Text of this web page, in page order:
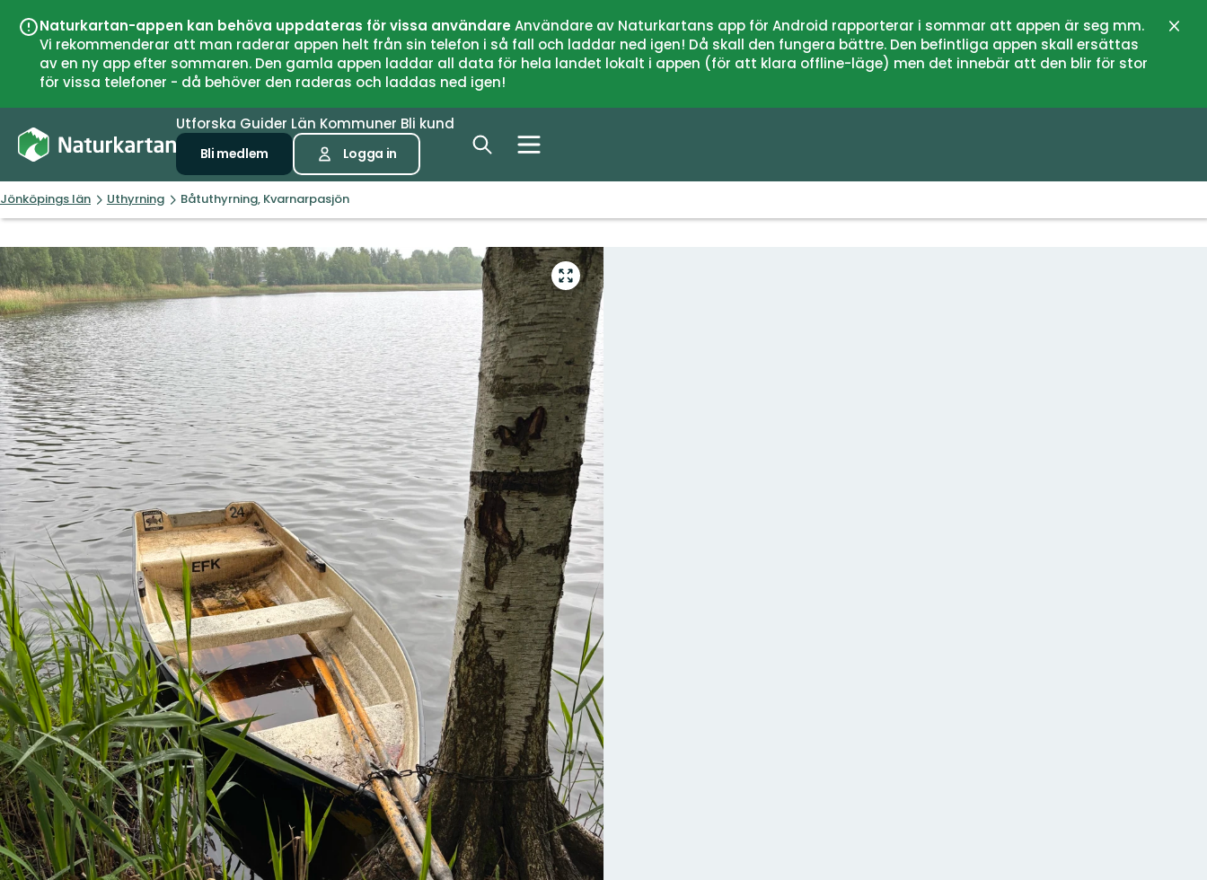
Naturkartan-appen kan behöva uppdateras för vissa användareAnvändare av Naturkartans app för Android rapporterar i sommar att appen är seg mm.
Vi rekommenderar att man raderar appen helt från sin telefon i så fall och laddar ned igen! Då skall den fungera bättre. Den befintliga appen skall ersättas
av en ny app efter sommaren. Den gamla appen laddar all data för hela landet lokalt i appen (för att klara offline-läge) men det innebär att den blir för stor
för vissa telefoner - då behöver den raderas och laddas ned igen!
Utforska Guider Län Kommuner Bli kund
Bli medlem Logga in
Jönköpings län Uthyrning Båtuthyrning, Kvarnarpasjön
Gå
till
helskärmsläge